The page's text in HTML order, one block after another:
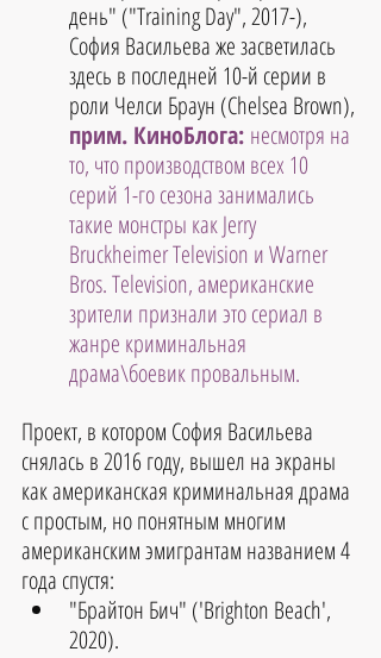
день" ("Training Day", 2017-),
София Васильева же засветилась
здесь в последней 10-й серии в
роли Челси Браун (Chelsea Brown),
прим. КиноБлога: несмотря на
то, что производством всех 10
серий 1-го сезона занимались
такие монстры как Jerry
Bruckheimer Television и Warner
Bros. Television, американские
зрители признали это сериал в
жанре криминальная
драма\боевик провальным.
Проект, в котором София Васильева
снялась в 2016 году, вышел на экраны
как американская криминальная драма
с простым, но понятным многим
американским эмигрантам названием 4
года спустя:
"Брайтон Бич" ('Brighton Beach',
2020).